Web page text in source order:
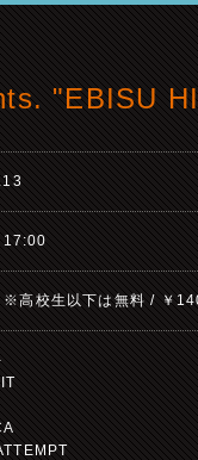
"EBISU
※高校生以下は無料 / ￥